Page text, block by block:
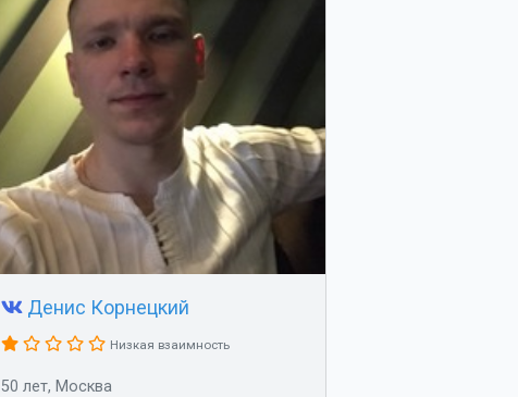
Денис Корнецкий
Низкая взаимность
50 лет, Москва